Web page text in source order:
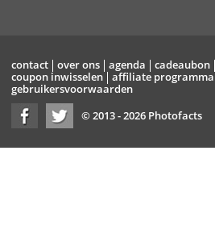
contact over ons agenda cadeaubon
coupon inwisselen
affiliate programma
gebruikersvoorwaarden
© 2013 - 2026 Photofacts